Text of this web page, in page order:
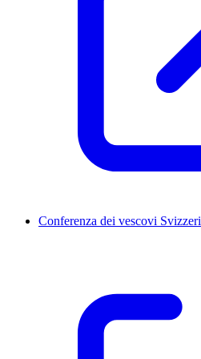
Conferenza dei vescovi Svizzeri